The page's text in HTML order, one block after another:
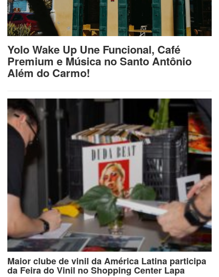
Yolo Wake Up Une Funcional, Café
Premium e Música no Santo Antônio
Além do Carmo!
Maior clube de vinil da América Latina participa
da Feira do Vinil no Shopping Center Lapa